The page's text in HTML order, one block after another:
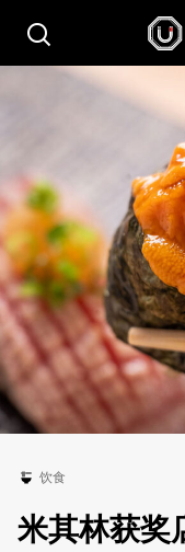
饮食
米其林获奖